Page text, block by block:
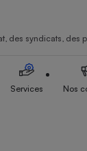
des syndicats, des
Services Nos